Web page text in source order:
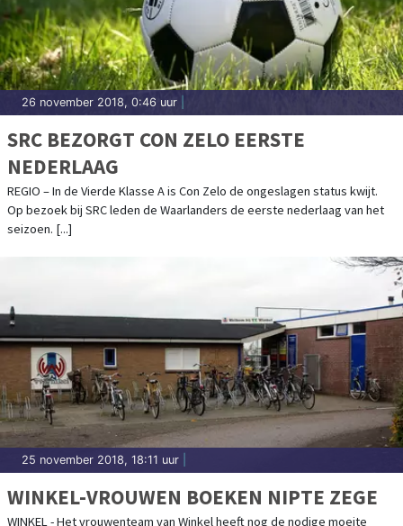
26 november 2018, 0:46 uur
SRC BEZORGT CON ZELO EERSTE
NEDERLAAG
REGIO – In de Vierde Klasse A is Con Zelo de ongeslagen status kwijt.
Op bezoek bij SRC leden de Waarlanders de eerste nederlaag van het
seizoen. [...]
25 november 2018, 18:11 uur
WINKEL-VROUWEN BOEKEN NIPTE ZEGE
WINKEL - Het vrouwenteam van Winkel heeft nog de nodige moeite